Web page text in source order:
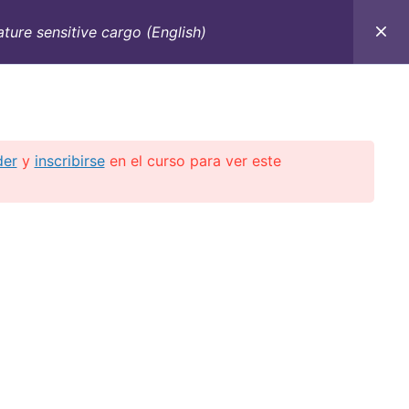
CONTACTO E-BOOKS
sensitive cargo (English)
y inscribirseen el curso para ver este